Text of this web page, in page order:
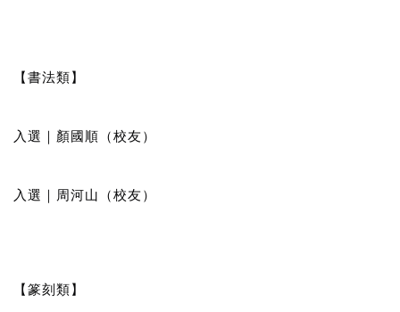
【書法類】
入選｜顏國順（校友）
入選｜周河山（校友）
【篆刻類】